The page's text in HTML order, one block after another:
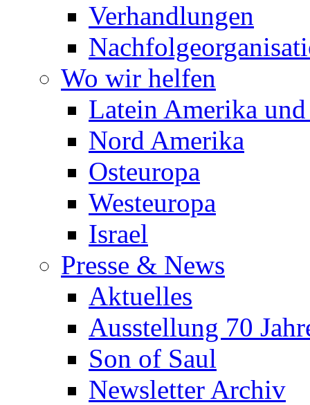
Verhandlungen
Wo wir helfen
Latein Amerika
Nord Amerika
Osteuropa
Westeuropa
Israel
Presse & News
Aktuelles
Ausstellung 70
Son of Saul
Newsletter Archiv